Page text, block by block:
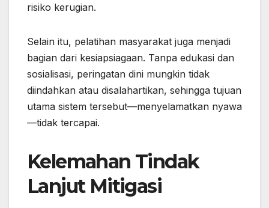
risiko kerugian.
Selain itu, pelatihan masyarakat juga menjadi
bagian dari kesiapsiagaan. Tanpa edukasi dan
sosialisasi, peringatan dini mungkin tidak
diindahkan atau disalahartikan, sehingga tujuan
utama sistem tersebut—menyelamatkan nyawa
—tidak tercapai.
Kelemahan Tindak
Lanjut Mitigasi